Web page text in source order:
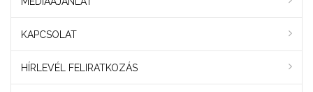
KAPCSOLAT
HÍRLEVÉL FELIRATKOZÁS